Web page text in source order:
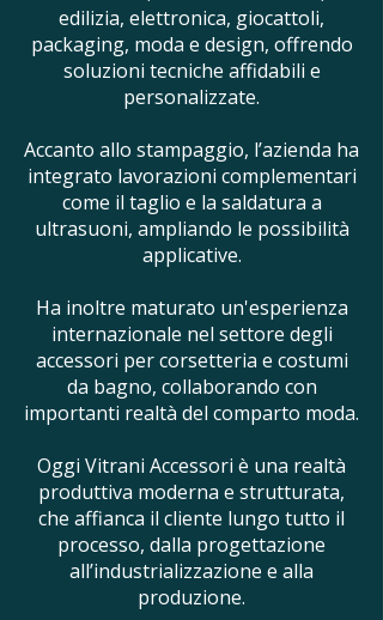
edilizia, elettronica, giocattoli,
packaging, moda e design, offrendo
soluzioni tecniche affidabili e
personalizzate.
Accanto allo stampaggio, l’azienda ha
integrato lavorazioni complementari
come il taglio e la saldatura a
ultrasuoni, ampliando le possibilità
applicative.
Ha inoltre maturato un'esperienza
internazionale nel settore degli
accessori per corsetteria e costumi
da bagno, collaborando con
importanti realtà del comparto moda.
Oggi Vitrani Accessori è una realtà
produttiva moderna e strutturata,
che affianca il cliente lungo tutto il
processo, dalla progettazione
all’industrializzazione e alla
produzione.